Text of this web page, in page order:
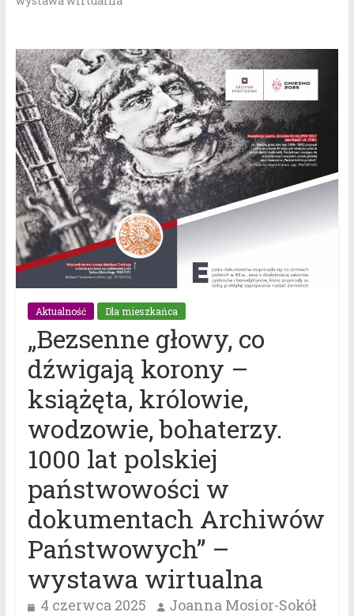
Aktualność Dla mieszkańca
„Bezsenne głowy, co
dźwigają korony –
książęta, królowie,
wodzowie, bohaterzy.
1000 lat polskiej
państwowości w
dokumentach Archiwów
Państwowych” –
wystawa wirtualna
4 czerwca 2025
Joanna Mosior-Sokół